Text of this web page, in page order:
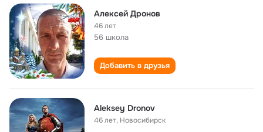
Алексей Дронов
46 лет
56 школа
Добавить в друзья
Aleksey Dronov
46 лет, Новосибирск